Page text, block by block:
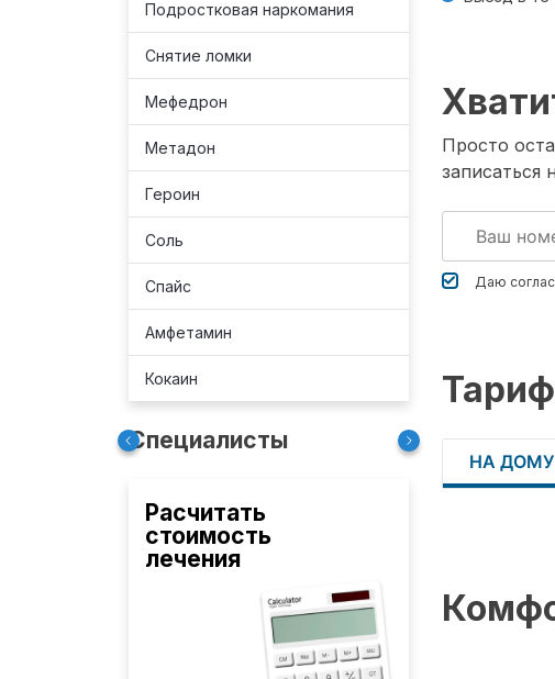
Подростковая наркомания
Снятие ломки
Мефедрон
Метадон
Героин
Соль
Спайс
Амфетамин
Кокаин
Специалисты
Расчитать
стоимость
лечения
Просто
записаться
Даю
НА ДОМУ